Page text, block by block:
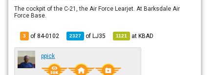
The cockpit of the C-21, the Air Force Learjet. At Barksdale Air
Force Base.
3 of 84-0102 2327 ofLJ35 1121 atKBAD
ppick